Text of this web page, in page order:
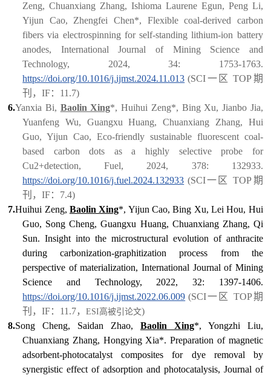
Zeng, Chuanxiang Zhang, Ishioma Laurene Egun, Peng Li,
Yijun Cao, Zhengfei Chen*, Flexible coal-derived carbon
fibers via electrospinning for self-standing lithium-ion battery
anodes, International Journal of Mining Science and
Technology, 2024, 34: 1753-1763.
https://doi.org/10.1016/j.ijmst.2024.11.013 (SCI一区 TOP期
刊，IF：11.7)
6.Yanxia Bi, Baolin Xing*, Huihui Zeng*, Bing Xu, Jianbo Jia,
Yuanfeng Wu, Guangxu Huang, Chuanxiang Zhang, Hui
Guo, Yijun Cao, Eco-friendly sustainable fluorescent coal-
based carbon dots as a highly selective probe for
Cu2+detection, Fuel, 2024, 378: 132933.
https://doi.org/10.1016/j.fuel.2024.132933 (SCI一区 TOP期
刊，IF：7.4)
7.Huihui Zeng, Baolin Xing*, Yijun Cao, Bing Xu, Lei Hou, Hui
Guo, Song Cheng, Guangxu Huang, Chuanxiang Zhang, Qi
Sun. Insight into the microstructural evolution of anthracite
during carbonization-graphitization process from the
perspective of materialization, International Journal of Mining
Science and Technology, 2022, 32: 1397-1406.
https://doi.org/10.1016/j.ijmst.2022.06.009 (SCI一区 TOP期
刊，IF：11.7，ESI高被引论文)
8.Song Cheng, Saidan Zhao, Baolin Xing*, Yongzhi Liu,
Chuanxiang Zhang, Hongying Xia*. Preparation of magnetic
adsorbent-photocatalyst composites for dye removal by
synergistic effect of adsorption and photocatalysis, Journal of